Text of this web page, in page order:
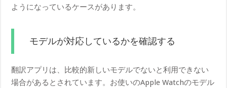
ようになっているケースがあります。
モデルが対応しているかを確認する
翻訳アプリは、比較的新しいモデルでないと利用できない
場合があるとされています。お使いのApple Watchのモデル